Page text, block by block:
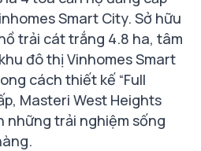
Smart City. Sở hữu
trải cát trắng 4.8 ha, tâm
đô thị Vinhomes Smart
cách thiết kế “Full
Masteri West Heights
những trải nghiệm sống